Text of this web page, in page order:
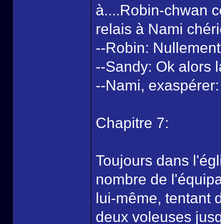
à....Robin-chwan
relais à Nami
--Robin:
--Sandy: Ok alors
--Nami,
Chapitre 7:
Toujours dans
nombre de
lui-même, tentant
deux voleuses